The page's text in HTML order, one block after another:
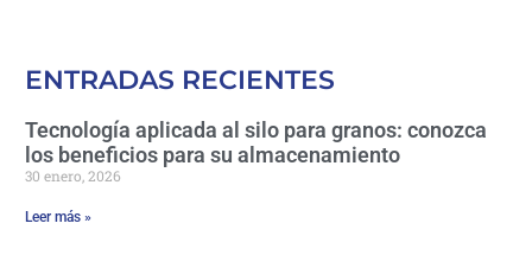
ENTRADAS RECIENTES
Tecnología aplicada al silo para granos: conozca
los beneficios para su almacenamiento
30 enero, 2026
Leer más »